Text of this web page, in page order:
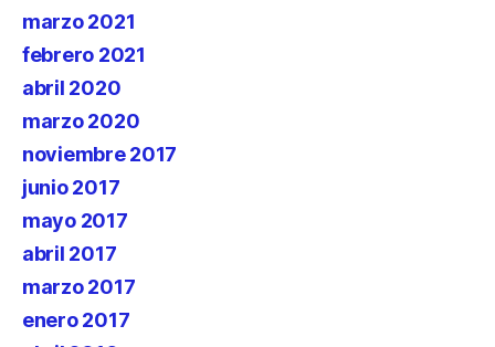
marzo 2021
febrero 2021
abril 2020
marzo 2020
noviembre 2017
junio 2017
mayo 2017
abril 2017
marzo 2017
enero 2017